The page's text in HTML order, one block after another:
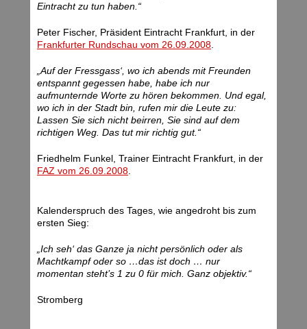
Eintracht zu tun haben.“
Peter Fischer, Präsident Eintracht Frankfurt, in der
Frankfurter Rundschau vom 26.09.2008
„Auf der Fressgass‘, wo ich abends mit Freunden
entspannt gegessen habe, habe ich nur
aufmunternde Worte zu hören bekommen. Und egal,
wo ich in der Stadt bin, rufen mir die Leute zu:
Lassen Sie sich nicht beirren, Sie sind auf dem
richtigen Weg. Das tut mir richtig gut.“
Friedhelm Funkel, Trainer Eintracht Frankfurt, in der
FAZ vom 26.09.2008
Kalenderspruch des Tages, wie angedroht bis zum
ersten Sieg:
„Ich seh‘ das Ganze ja nicht persönlich oder als
Machtkampf oder so …das ist doch … nur
momentan steht’s 1 zu 0 für mich. Ganz objektiv.“
Stromberg